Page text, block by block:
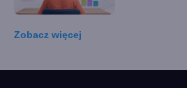
Zobacz więcej